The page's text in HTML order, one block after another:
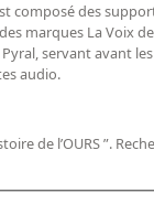
composé des
marques La Voix
audio.
de l’OURS ”.